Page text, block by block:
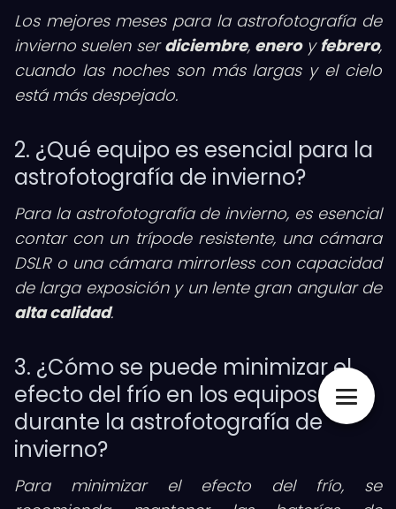
Los mejores meses para la astrofotografía de
invierno suelen serdiciembre, eneroyfebrero,
cuando las noches son más largas y el cielo
está más despejado.
2. ¿Qué equipo es esencial para la
astrofotografía de invierno?
Para la astrofotografía de invierno, es esencial
contar con un trípode resistente, una cámara
DSLR o una cámara mirrorless con capacidad
de larga exposición y un lente gran angular de
alta calidad.
3. ¿Cómo se puede minimizar el
efecto del frío en los equipos
durante la astrofotografía de
invierno?
Para minimizar el efecto del frío, se